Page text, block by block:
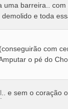
barreira..
e toda
com
o pé do
.. e sem o coração